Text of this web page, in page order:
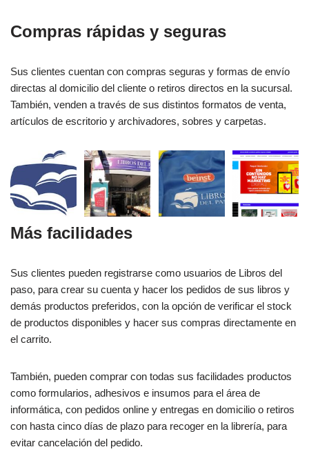
Compras rápidas y seguras
Sus clientes cuentan con compras seguras y formas de envío
directas al domicilio del cliente o retiros directos en la sucursal.
También, venden a través de sus distintos formatos de venta,
artículos de escritorio y archivadores, sobres y carpetas.
Más facilidades
Sus clientes pueden registrarse como usuarios de Libros del
paso, para crear su cuenta y hacer los pedidos de sus libros y
demás productos preferidos, con la opción de verificar el stock
de productos disponibles y hacer sus compras directamente en
el carrito.
También, pueden comprar con todas sus facilidades productos
como formularios, adhesivos e insumos para el área de
informática, con pedidos online y entregas en domicilio o retiros
con hasta cinco días de plazo para recoger en la librería, para
evitar cancelación del pedido.